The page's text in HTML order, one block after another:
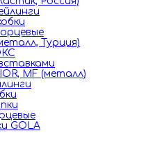
Турция)
MF (металл)
GOLA